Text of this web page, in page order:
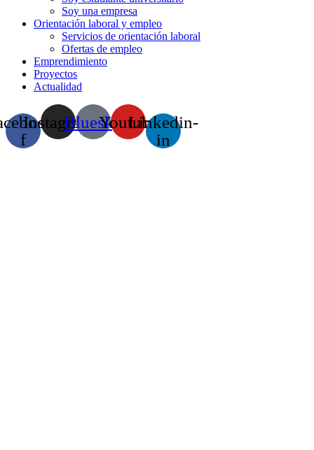
Soy una empresa
Orientación laboral y empleo
Servicios de orientación laboral
Ofertas de empleo
Emprendimiento
Proyectos
Actualidad
f
InstagramBlueskyYoutubeLinkedin-
in